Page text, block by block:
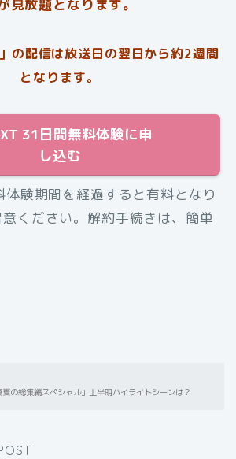
見放題となります。
の配信は放送日の翌日から約2週間
となります。
31日間無料体験に申
し込む
験期間を経過すると有料となり
ください。解約手続きは、簡単
の総集編スペシャル」上半期ハイライトシーンは？